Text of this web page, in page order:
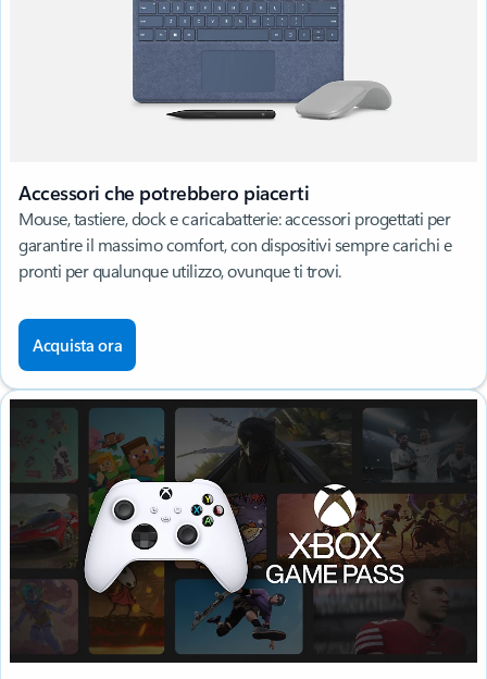
Accessori che potrebbero piacerti
Mouse, tastiere, dock e caricabatterie: accessori progettati per
garantire il massimo comfort, con dispositivi sempre carichi e
pronti per qualunque utilizzo, ovunque ti trovi.
Acquista ora